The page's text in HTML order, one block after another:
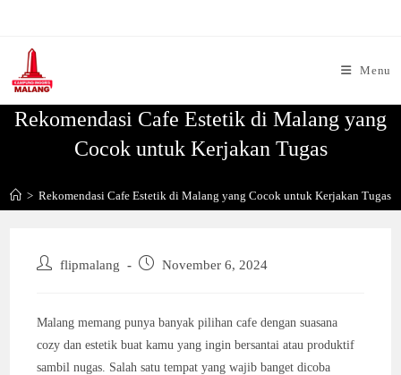
content
Menu
Rekomendasi Cafe Estetik di Malang yang
Cocok untuk Kerjakan Tugas
> Rekomendasi Cafe Estetik di Malang yang Cocok untuk Kerjakan Tugas
Post
flipmalang
Post
November 6, 2024
Malang memang punya banyak pilihan cafe dengan suasana
cozy dan estetik buat kamu yang ingin bersantai atau produktif
sambil nugas. Salah satu tempat yang wajib banget dicoba